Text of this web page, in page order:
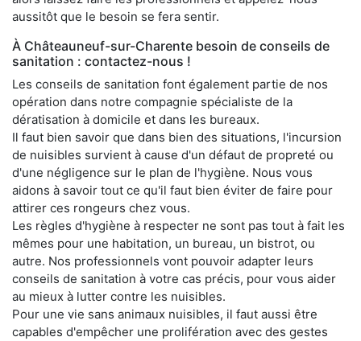
aussitôt que le besoin se fera sentir.
À Châteauneuf-sur-Charente besoin de conseils de
sanitation : contactez-nous !
Les conseils de sanitation font également partie de nos
opération dans notre compagnie spécialiste de la
dératisation à domicile et dans les bureaux.
Il faut bien savoir que dans bien des situations, l'incursion
de nuisibles survient à cause d'un défaut de propreté ou
d'une négligence sur le plan de l'hygiène. Nous vous
aidons à savoir tout ce qu'il faut bien éviter de faire pour
attirer ces rongeurs chez vous.
Les règles d'hygiène à respecter ne sont pas tout à fait les
mêmes pour une habitation, un bureau, un bistrot, ou
autre. Nos professionnels vont pouvoir adapter leurs
conseils de sanitation à votre cas précis, pour vous aider
au mieux à lutter contre les nuisibles.
Pour une vie sans animaux nuisibles, il faut aussi être
capables d'empêcher une prolifération avec des gestes